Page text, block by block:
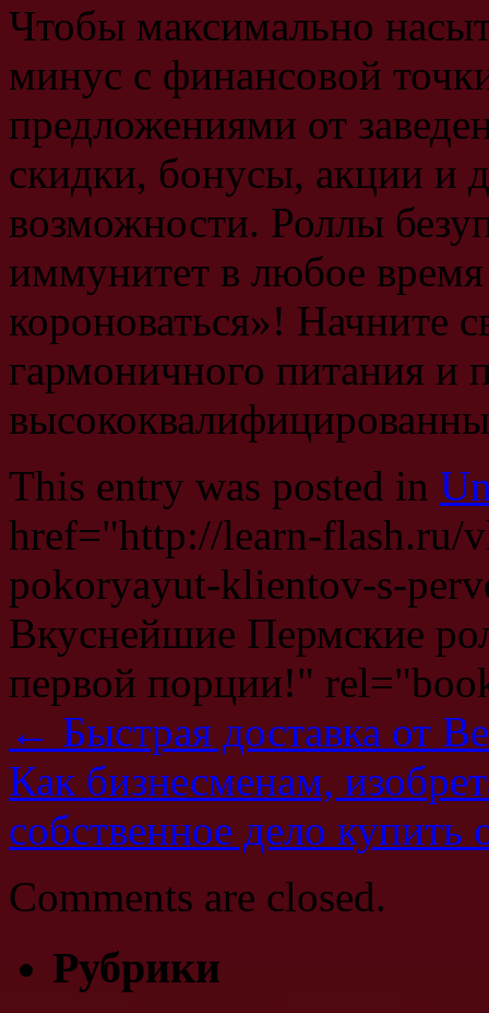
Чтобы максимально
минус с финансовой
предложениями от
скидки, бонусы, акции и
возможности. Роллы
иммунитет в любое
короноваться»! Начните
гармоничного питания и
This entry was posted in
href="http://learn-flash.ru/
pokoryayut-klientov-s-
Вкуснейшие Пермские
первой порции!"
← Быстрая доставка от
Как бизнесменам,
собственное дело
Comments are closed.
Рубрики